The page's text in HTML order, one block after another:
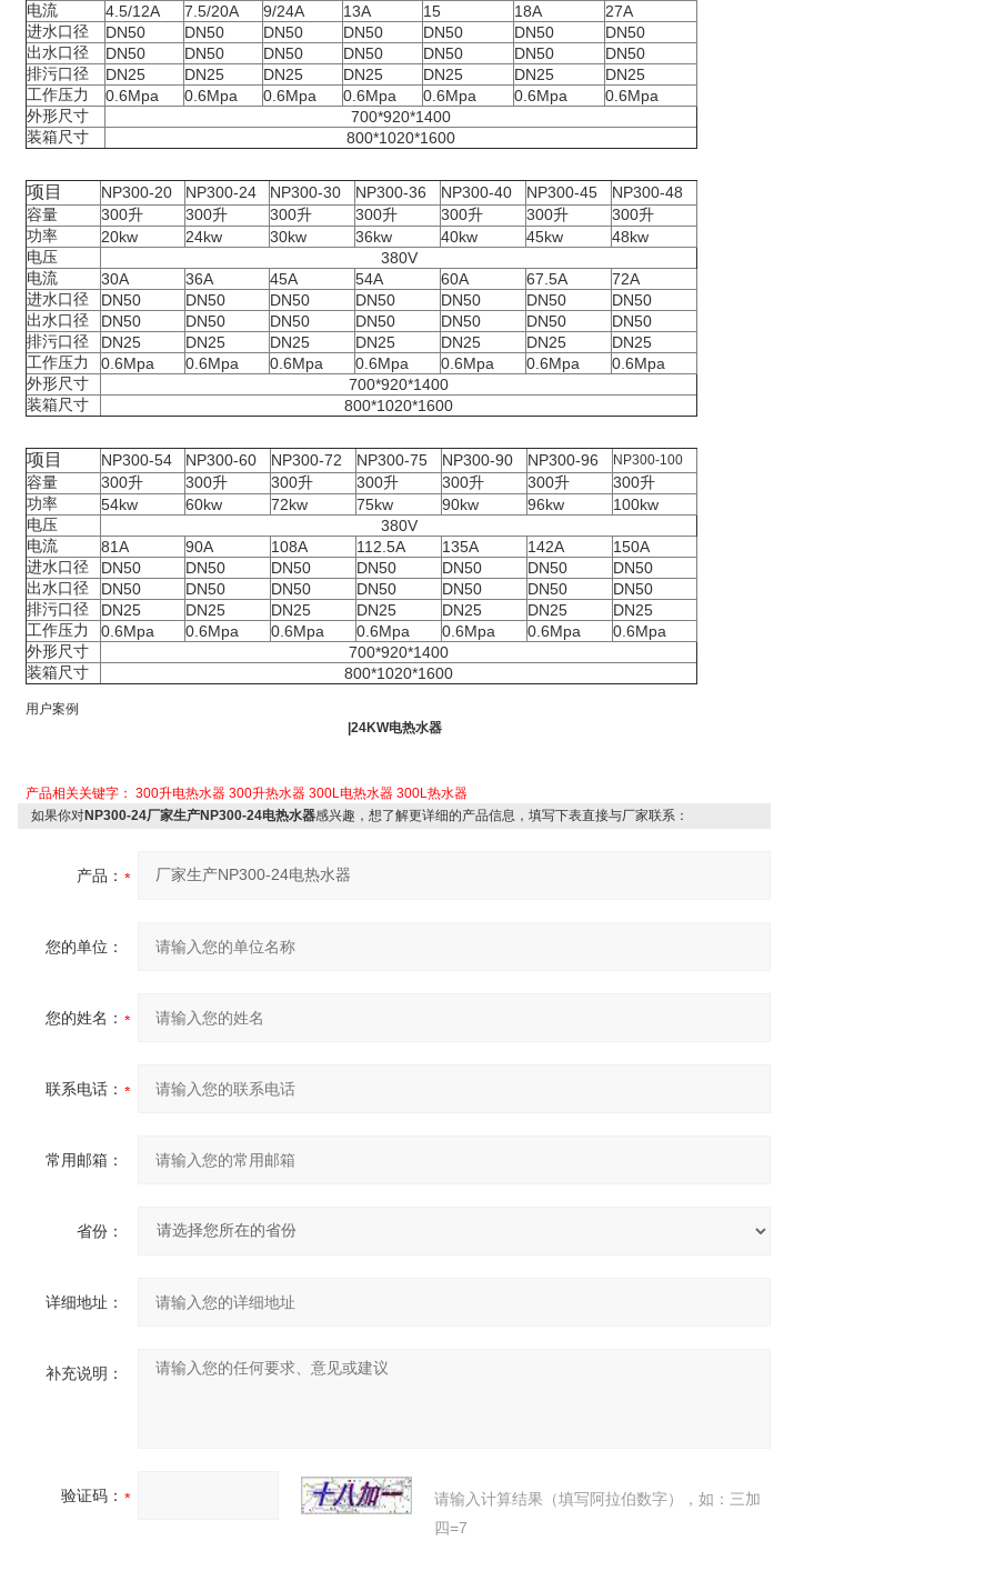
电流
4.5/12A 7.5/20A 9/24A 13A 15 18A
27A
进水口径
DN50 DN50 DN50 DN50 DN50 DN50
DN50
出水口径
DN50 DN50 DN50 DN50 DN50 DN50
DN50
排污口径
DN25 DN25 DN25 DN25 DN25 DN25
DN25
工作压力
0.6Mpa 0.6Mpa 0.6Mpa 0.6Mpa 0.6Mpa 0.6Mpa
0.6Mpa
外形尺寸
700*920*1400
装箱尺寸
800*1020*1600
项目 NP300-20 NP300-24 NP300-30 NP300-36 NP300-40 NP300-45
NP300-48
容量
300升 300升 300升 300升 300升 300升 300升
功率
20kw 24kw 30kw 36kw 40kw 45kw
48kw
电压
380V
电流
30A 36A 45A 54A 60A 67.5A
72A
进水口径
DN50 DN50 DN50 DN50 DN50 DN50
DN50
出水口径
DN50 DN50 DN50 DN50 DN50 DN50
DN50
排污口径
DN25 DN25 DN25 DN25 DN25 DN25
DN25
工作压力
0.6Mpa 0.6Mpa 0.6Mpa 0.6Mpa 0.6Mpa 0.6Mpa
0.6Mpa
外形尺寸
700*920*1400
装箱尺寸
800*1020*1600
项目 NP300-54 NP300-60 NP300-72 NP300-75 NP300-90 NP300-96 NP300-100
容量 300升 300升 300升 300升 300升 300升 300升
功率
54kw 60kw 72kw 75kw 90kw 96kw
100kw
电压
380V
电流
81A 90A 108A 112.5A 135A 142A
150A
进水口径
DN50 DN50 DN50 DN50 DN50 DN50
DN50
出水口径
DN50 DN50 DN50 DN50 DN50 DN50
DN50
排污口径
DN25 DN25 DN25 DN25 DN25 DN25
DN25
工作压力
0.6Mpa 0.6Mpa 0.6Mpa 0.6Mpa 0.6Mpa 0.6Mpa
0.6Mpa
外形尺寸
700*920*1400
装箱尺寸
800*1020*1600
用户案例
|24KW电热水器
产品相关关键字： 300升电热水器 300升热水器 300L电热水器 300L热水器
如果你对NP300-24厂家生产NP300-24电热水器感兴趣，想了解更详细的产品信息，填写下表直接与厂家联系：
产品：
您的单位：
您的姓名：
联系电话：
常用邮箱：
省份：
详细地址：
补充说明：
验证码：
请输入计算结果（填写阿拉伯数字），如：三加
四=7